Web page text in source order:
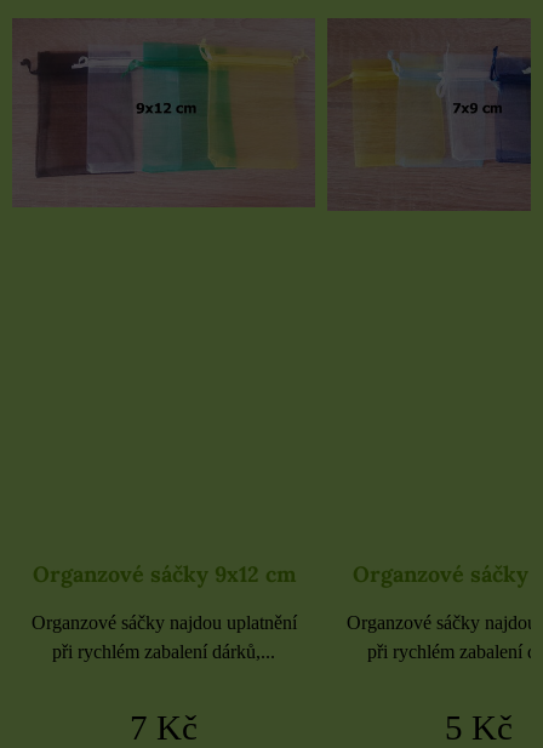
Organzové sáčky 9x12 cm
Organzové sáčky najdou uplatnění
při rychlém zabalení dárků,...
7 Kč
Organzové sáčky
Organzové sáčky najdou
při rychlém zabalení
5 Kč